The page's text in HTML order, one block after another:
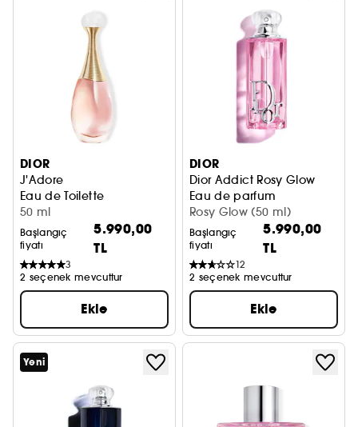
DIOR
J'Adore
Eau de Toilette
50 ml
Başlangıç
fiyatı
5.990,00
TL
3
2 seçenek mevcuttur
Ekle
DIOR
Dior Addict Rosy Glow
Eau de parfum
Parfüm
Rosy Glow (50 ml)
Başlangıç
fiyatı
5.990,00
TL
12
2 seçenek mevcuttur
Ekle
Yeni